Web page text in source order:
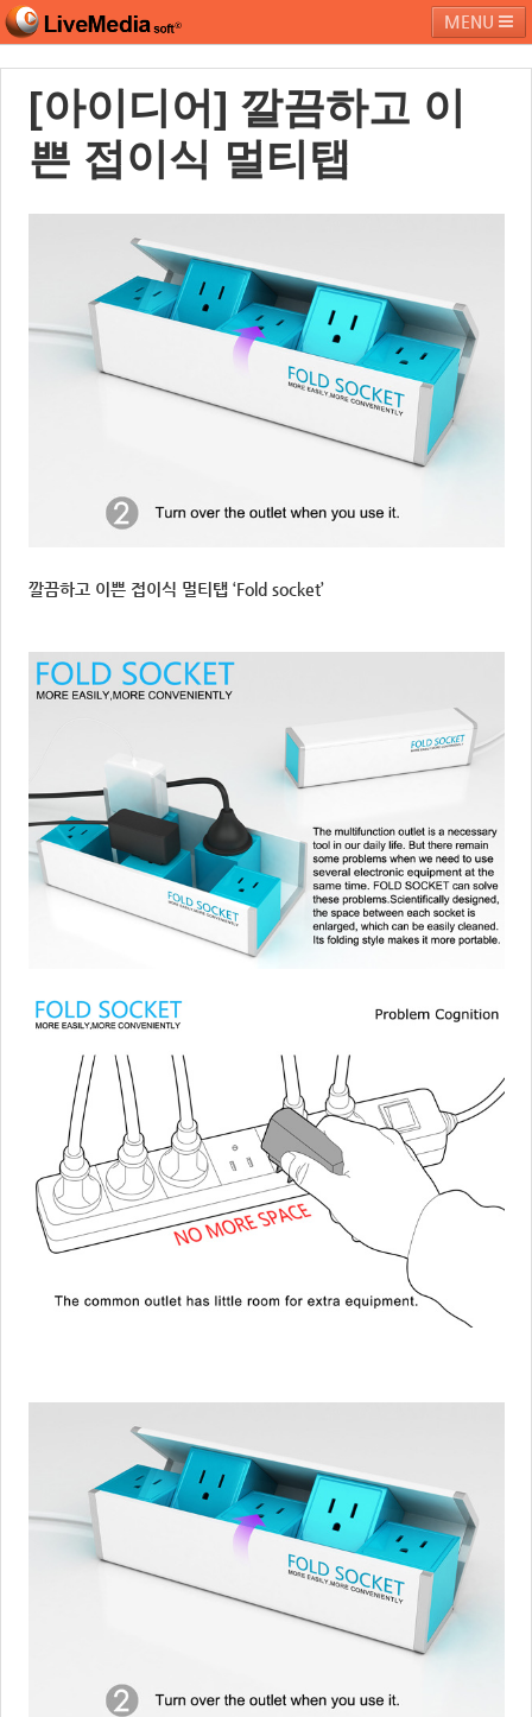
MENU
라이브미디어소프트 제품 및 서비스 블로그 커뮤니티
페밀리 사이트
[아이디어] 깔끔하고 이
쁜 접이식 멀티탭
깔끔하고 이쁜 접이식 멀티탭 ‘Fold socket’